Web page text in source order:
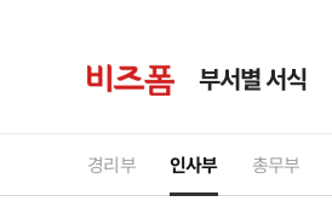
부서별 서식
경리부 인사부 총무부